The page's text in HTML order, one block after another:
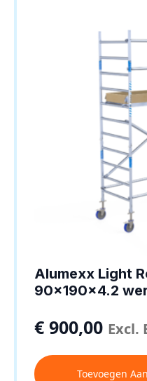
Alumexx Light
90x190x4.2
€ 900,00 Excl.
Toevoegen